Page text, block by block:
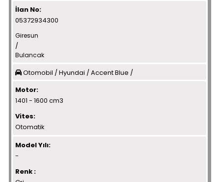
İlan No:
05372934300
Giresun
/
Bulancak
Otomobil / Hyundai / Accent Blue /
Motor:
1401 - 1600 cm3
Vites:
Otomatik
Model Yılı:
-
Renk :